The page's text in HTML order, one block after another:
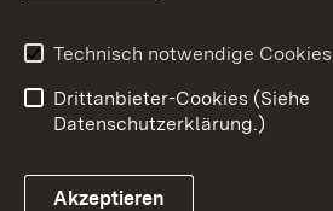
Technisch notwendige Cookies
Drittanbieter-Cookies (Siehe
Datenschutzerklärung.)
Akzeptieren